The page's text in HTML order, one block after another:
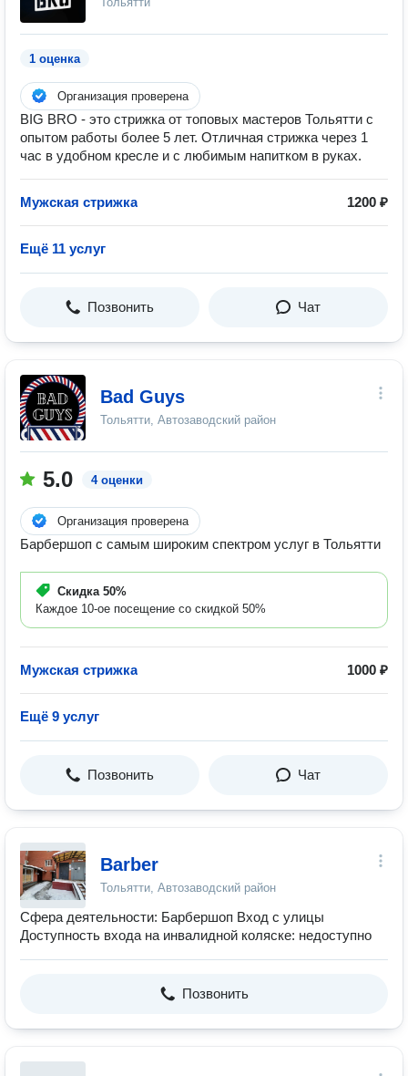
1 оценка
Организация проверена
BIG BRO - это стрижка от топовых мастеров Тольятти с
опытом работы более 5 лет. Отличная стрижка через 1
час в удобном кресле и с любимым напитком в руках.
Мужская стрижка 1200 ₽
Ещё 11 услуг
Позвонить Чат
Bad Guys
Тольятти, Автозаводский район
5.0 4 оценки
Организация проверена
Барбершоп с самым широким спектром услуг в Тольятти
Скидка 50%
Каждое 10-ое посещение со скидкой 50%
Мужская стрижка 1000 ₽
Ещё 9 услуг
Позвонить Чат
Barber
Тольятти, Автозаводский район
Сфера деятельности: Барбершоп Вход с улицы
Доступность входа на инвалидной коляске: недоступно
Позвонить